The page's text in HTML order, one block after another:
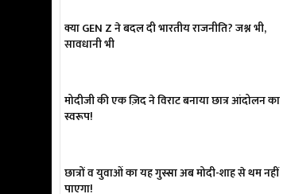
क्या GEN Z ने बदल दी भारतीय राजनीति? जश्न भी,
सावधानी भी
मोदीजी की एक ज़िद ने विराट बनाया छात्र आंदोलन का
स्वरूप!
छात्रों व युवाओं का यह गुस्सा अब मोदी-शाह से थम नहीं
पाएगा!